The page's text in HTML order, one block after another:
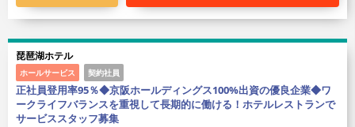
琵琶湖ホテル
ホールサービス 契約社員
正社員登用率95％◆京阪ホールディングス100%出資の優良企業◆ワ
ークライフバランスを重視して長期的に働ける！ホテルレストランで
サービススタッフ募集